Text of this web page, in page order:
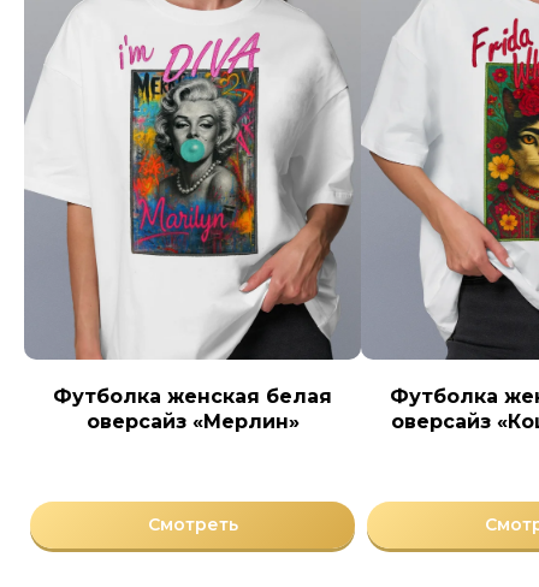
Футболка женская белая
оверсайз «Мерлин»
Смотреть
Футболка
оверсайз